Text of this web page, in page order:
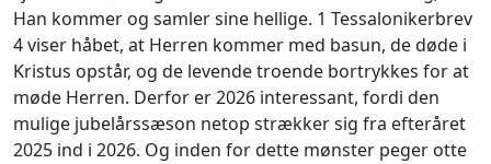
Han kommer og samler sine hellige. 1 Tessalonikerbrev
4 viser håbet, at Herren kommer med basun, de døde i
Kristus opstår, og de levende troende bortrykkes for at
møde Herren. Derfor er 2026 interessant, fordi den
mulige jubelårssæson netop strækker sig fra efteråret
2025 ind i 2026. Og inden for dette mønster peger otte